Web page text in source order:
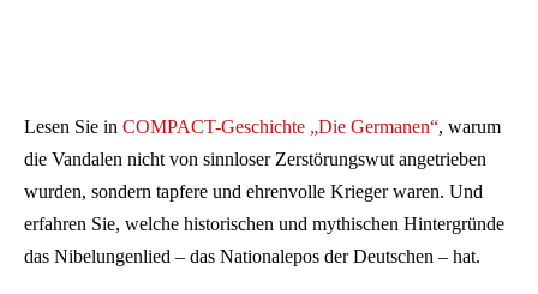
Lesen Sie in COMPACT-Geschichte „Die Germanen“, warum
die Vandalen nicht von sinnloser Zerstörungswut angetrieben
wurden, sondern tapfere und ehrenvolle Krieger waren. Und
erfahren Sie, welche historischen und mythischen Hintergründe
das Nibelungenlied – das Nationalepos der Deutschen – hat.